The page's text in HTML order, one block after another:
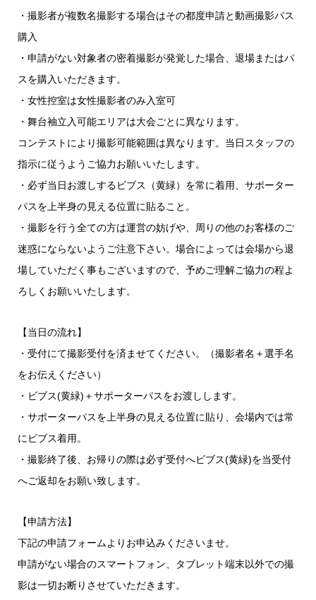
・撮影者が複数名撮影する場合はその都度申請と動画撮影パス
購入
・申請がない対象者の密着撮影が発覚した場合、退場またはパ
スを購入いただきます。
・女性控室は女性撮影者のみ入室可
・舞台袖立入可能エリアは大会ごとに異なります。
コンテストにより撮影可能範囲は異なります。当日スタッフの
指示に従うようご協力お願いいたします。
・必ず当日お渡しするビブス（黄緑）を常に着用、サポーター
パスを上半身の見える位置に貼ること。
・撮影を行う全ての方は運営の妨げや、周りの他のお客様のご
迷惑にならないようご注意下さい。場合によっては会場から退
場していただく事もございますので、予めご理解ご協力の程よ
ろしくお願いいたします。
【当日の流れ】
・受付にて撮影受付を済ませてください。（撮影者名＋選手名
をお伝えください）
・ビブス(黄緑)＋サポーターパスをお渡しします。
・サポーターパスを上半身の見える位置に貼り、会場内では常
にビブス着用。
・撮影終了後、お帰りの際は必ず受付へビブス(黄緑)を当受付
へご返却をお願い致します。
【申請方法】
下記の申請フォームよりお申込みくださいませ。
申請がない場合のスマートフォン、タブレット端末以外での撮
影は一切お断りさせていただきます。